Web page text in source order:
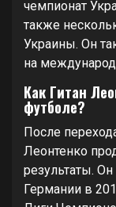
чемпионат
также
Украины. Он
на
Как Гитан
футболе?
После
Леонтенко
результаты.
Германии в